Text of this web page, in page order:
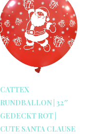
CATTEX
RUNDBALLON | 32″
GEDECKT ROT |
CUTE SANTA CLAUSE